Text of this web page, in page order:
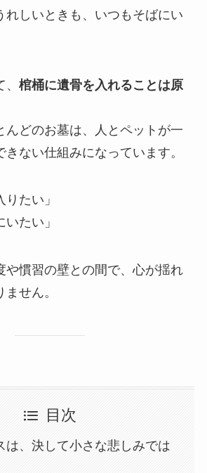
れしいときも、いつもそばにい
棺桶に遺骨を入れることは原
んどのお墓は、人とペットが一
ない仕組みになっています。
りたい」
いたい」
や慣習の壁との間で、心が揺れ
せん。
目次
は、決して小さな悲しみでは